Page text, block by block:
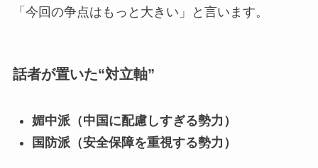
「今回の争点はもっと大きい」と言います。
話者が置いた“対立軸”
媚中派（中国に配慮しすぎる勢力）
国防派（安全保障を重視する勢力）